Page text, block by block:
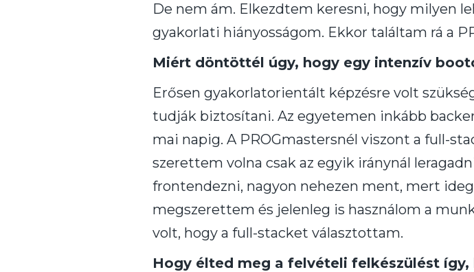
De nem ám. Elkezdtem keresni, hogy milyen
gyakorlati hiányosságom. Ekkor találtam rá a
Miért döntöttél úgy, hogy egy intenzív
Erősen gyakorlatorientált képzésre volt
tudják biztosítani. Az egyetemen inkább
mai napig. A PROGmastersnél viszont a full-
szerettem volna csak az egyik iránynál
frontendezni, nagyon nehezen ment, mert
megszerettem és jelenleg is használom a
volt, hogy a full-stacket választottam.
Hogy élted meg a felvételi felkészülést